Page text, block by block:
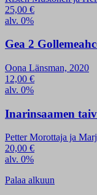
25,00 €
alv. 0%
Gea 2
Oona Länsman, 2020
12,00 €
alv. 0%
Inarinsaamen
Petter Morottaja ja
20,00 €
alv. 0%
Palaa alkuun